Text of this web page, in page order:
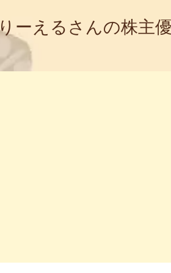
ーえるさんの株主